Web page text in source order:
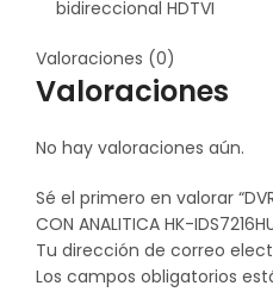
bidireccional HDTVI
Valoraciones (0)
Valoraciones
No hay valoraciones aún.
Sé el primero en valorar “DVR
CON ANALITICA HK-
Tu dirección de correo
Los campos obligatorios